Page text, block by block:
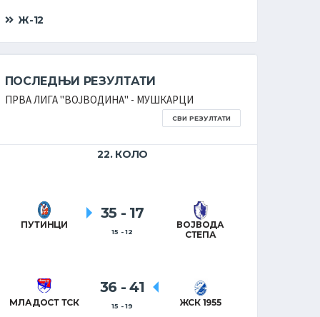
Ж-12
ПОСЛЕДЊИ РЕЗУЛТАТИ
ПРВА ЛИГА ''ВОЈВОДИНА'' - МУШКАРЦИ
СВИ РЕЗУЛТАТИ
22. КОЛО
ПУТИНЦИ
35 - 17
15 - 12
ВОЈВОДА
СТЕПА
МЛАДОСТ ТСК
36 - 41
15 - 19 ЖСК 1955